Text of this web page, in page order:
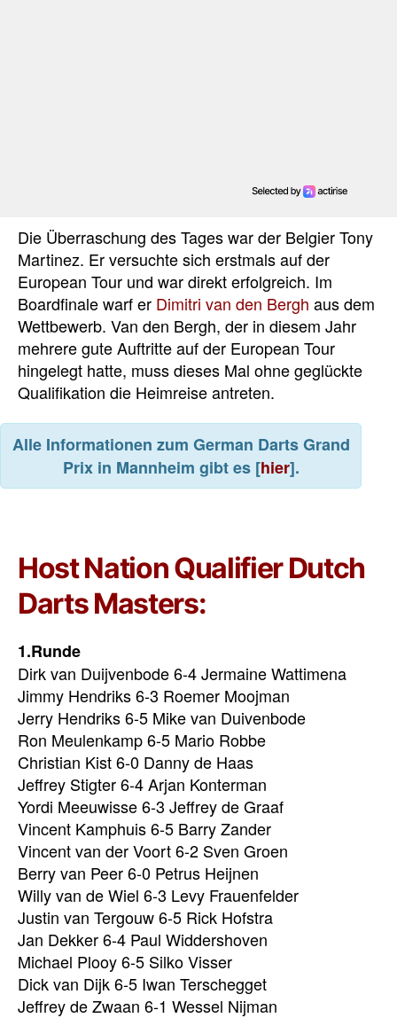
Die Überraschung des Tages war der Belgier Tony
Martinez. Er versuchte sich erstmals auf der
European Tour und war direkt erfolgreich. Im
Boardfinale warf er Dimitri van den Bergh aus dem
Wettbewerb. Van den Bergh, der in diesem Jahr
mehrere gute Auftritte auf der European Tour
hingelegt hatte, muss dieses Mal ohne geglückte
Qualifikation die Heimreise antreten.
Alle Informationen zum German Darts Grand
Prix in Mannheim gibt es [hier].
Host Nation Qualifier Dutch
Darts Masters:
1.Runde
Dirk van Duijvenbode 6-4 Jermaine Wattimena
Jimmy Hendriks 6-3 Roemer Moojman
Jerry Hendriks 6-5 Mike van Duivenbode
Ron Meulenkamp 6-5 Mario Robbe
Christian Kist 6-0 Danny de Haas
Jeffrey Stigter 6-4 Arjan Konterman
Yordi Meeuwisse 6-3 Jeffrey de Graaf
Vincent Kamphuis 6-5 Barry Zander
Vincent van der Voort 6-2 Sven Groen
Berry van Peer 6-0 Petrus Heijnen
Willy van de Wiel 6-3 Levy Frauenfelder
Justin van Tergouw 6-5 Rick Hofstra
Jan Dekker 6-4 Paul Widdershoven
Michael Plooy 6-5 Silko Visser
Dick van Dijk 6-5 Iwan Terschegget
Jeffrey de Zwaan 6-1 Wessel Nijman